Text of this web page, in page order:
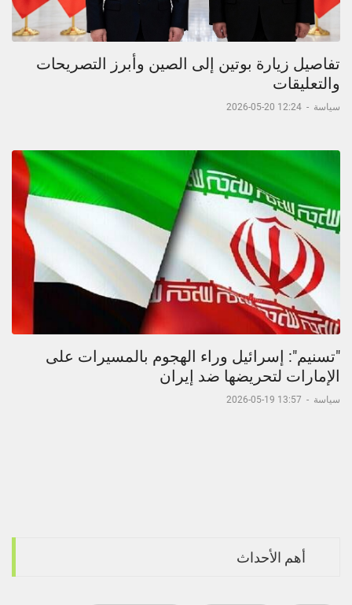
تفاصيل زيارة بوتين إلى الصين وأبرز التصريحات
والتعليقات
سياسة -
12:24 20-05-2026
"تسنيم": إسرائيل وراء الهجوم بالمسيرات على
الإمارات لتحريضها ضد إيران
سياسة -
13:57 19-05-2026
أهم الأحداث